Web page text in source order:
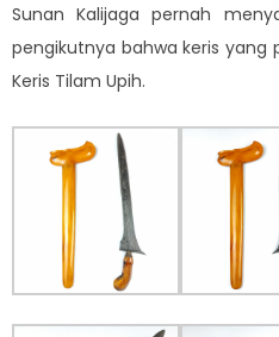
Sunan Kalijaga pernah
pengikutnya bahwa keris yang
Keris Tilam Upih.